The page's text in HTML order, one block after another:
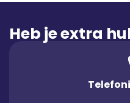
Heb je extra